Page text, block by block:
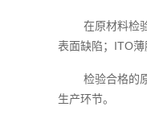
在原材料检
表面缺陷；ITO
检验合格的
生产环节。